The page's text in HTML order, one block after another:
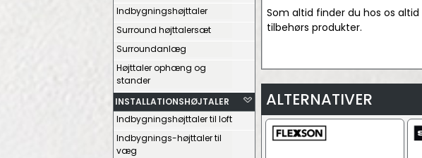
Indbygningshøjttaler
Surround højttalersæt
Surroundanlæg
Højttaler ophæng og
stander
INSTALLATIONSHØJTALER
Indbygningshøjttaler til loft
Indbygnings-højttaler til
væg
Som altid finder du hos os
tilbehørs produkter.
ALTERNATIVER